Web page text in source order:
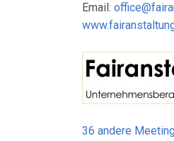
Email:
36 andere